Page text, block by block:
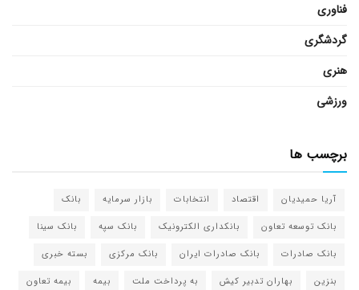
فناوری
گردشگری
هنری
ورزشی
برچسب ها
آریا حمیدیان اقتصاد انتخابات بازار سرمایه
بانک
بانک توسعه تعاون
بانکداری الکترونیک بانک سپه
بانک سینا
بانک صادرات
بانک صادرات ایران بانک مرکزی
بسته خبری
بنزین
بهاران تدبیر کیش به پرداخت ملت بیمه
بیمه تعاون